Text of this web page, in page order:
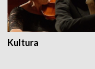
Kultura